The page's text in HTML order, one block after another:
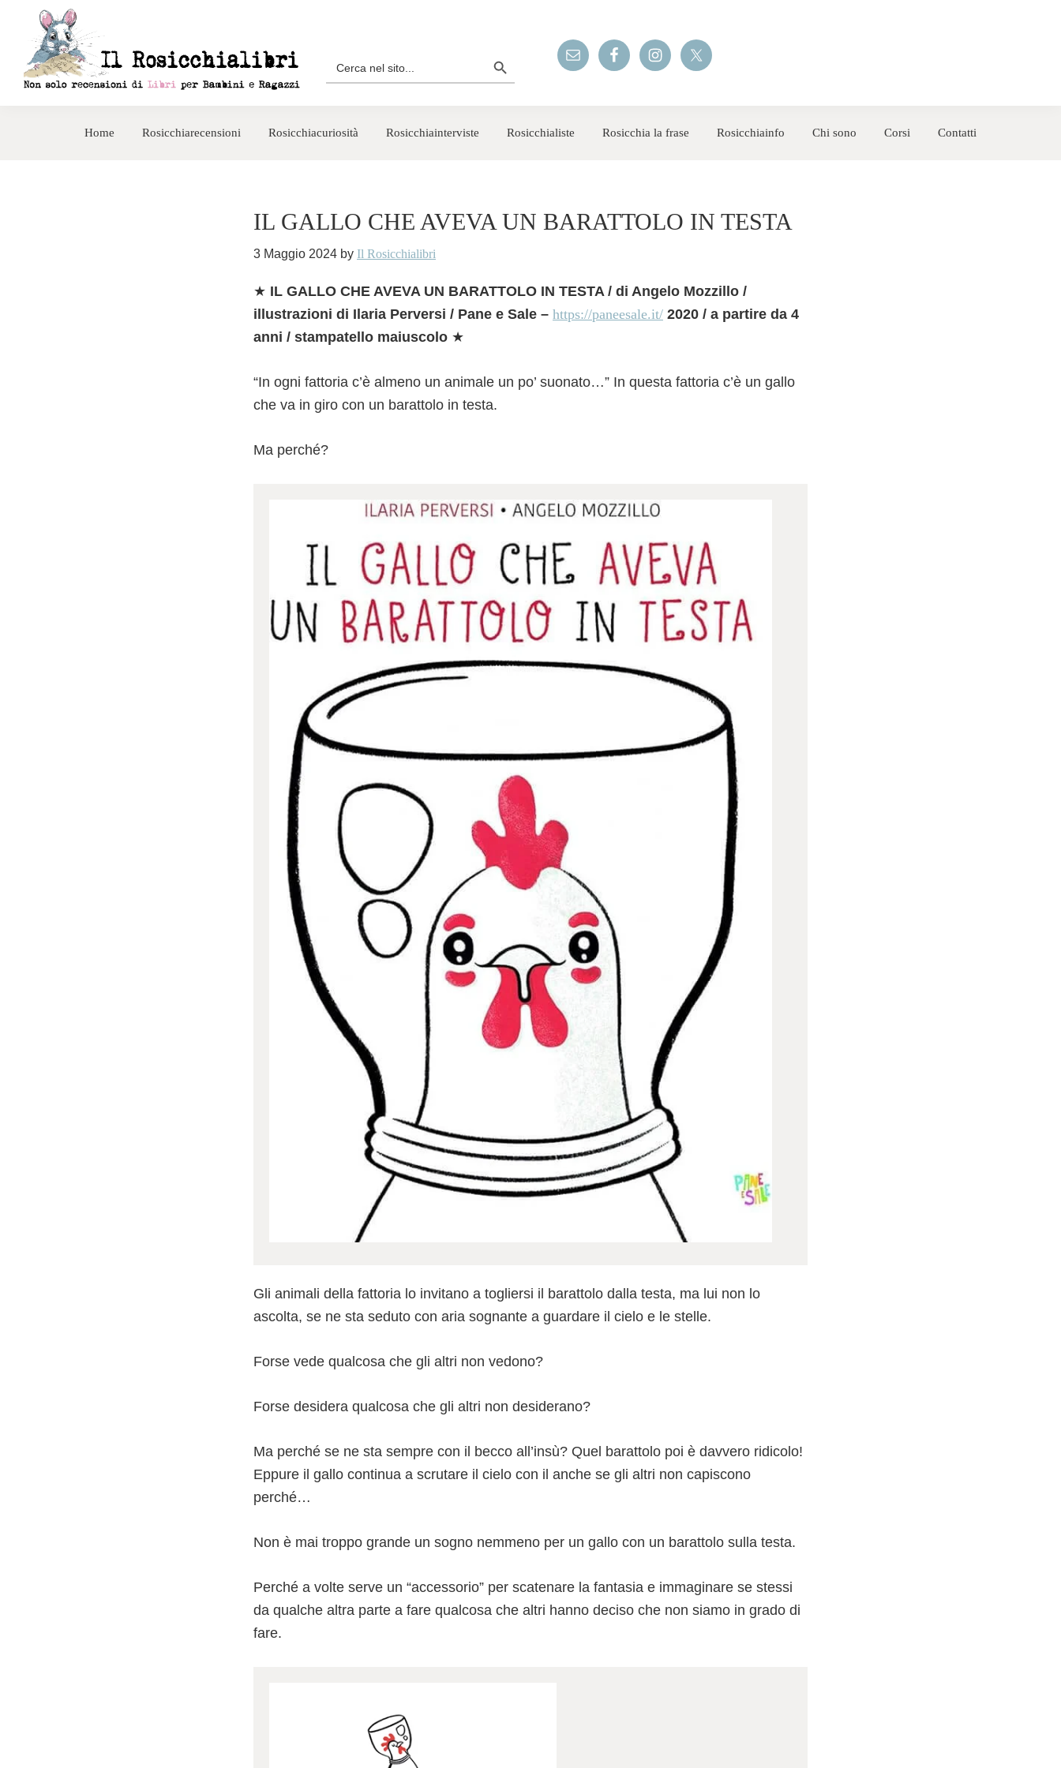
navigazione
primaria
contenuto
principale
Search
for:
Home Rosicchiarecensioni Rosicchiacuriosità Rosicchiainterviste Rosicchialiste Rosicchia la frase Rosicchiainfo Chi sono Corsi Contatti
IL GALLO CHE AVEVA UN BARATTOLO IN TESTA
3 Maggio 2024 by Il Rosicchialibri
★ IL GALLO CHE AVEVA UN BARATTOLO IN TESTA / di Angelo Mozzillo /
illustrazioni di Ilaria Perversi / Pane e Sale – https://paneesale.it/ 2020 / a partire da 4
anni / stampatello maiuscolo ★
“In ogni fattoria c’è almeno un animale un po’ suonato…” In questa fattoria c’è un gallo
che va in giro con un barattolo in testa.
Ma perché?
Gli animali della fattoria lo invitano a togliersi il barattolo dalla testa, ma lui non lo
ascolta, se ne sta seduto con aria sognante a guardare il cielo e le stelle.
Forse vede qualcosa che gli altri non vedono?
Forse desidera qualcosa che gli altri non desiderano?
Ma perché se ne sta sempre con il becco all’insù? Quel barattolo poi è davvero ridicolo!
Eppure il gallo continua a scrutare il cielo con il anche se gli altri non capiscono
perché…
Non è mai troppo grande un sogno nemmeno per un gallo con un barattolo sulla testa.
Perché a volte serve un “accessorio” per scatenare la fantasia e immaginare se stessi
da qualche altra parte a fare qualcosa che altri hanno deciso che non siamo in grado di
fare.